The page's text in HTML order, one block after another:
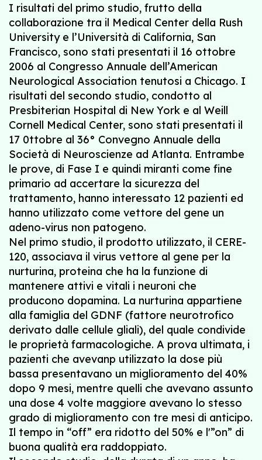
I risultati del primo studio, frutto della
collaborazione tra il Medical Center della Rush
University e l’Università di California, San
Francisco, sono stati presentati il 16 ottobre
2006 al Congresso Annuale dell’American
Neurological Association tenutosi a Chicago. I
risultati del secondo studio, condotto al
Presbiterian Hospital di New York e al Weill
Cornell Medical Center, sono stati presentati il
17 0ttobre al 36° Convegno Annuale della
Società di Neuroscienze ad Atlanta. Entrambe
le prove, di Fase I e quindi miranti come fine
primario ad accertare la sicurezza del
trattamento, hanno interessato 12 pazienti ed
hanno utilizzato come vettore del gene un
adeno-virus non patogeno.
Nel primo studio, il prodotto utilizzato, il CERE-
120, associava il virus vettore al gene per la
nurturina, proteina che ha la funzione di
mantenere attivi e vitali i neuroni che
producono dopamina. La nurturina appartiene
alla famiglia del GDNF (fattore neurotrofico
derivato dalle cellule gliali), del quale condivide
le proprietà farmacologiche. A prova ultimata, i
pazienti che avevanp utilizzato la dose più
bassa presentavano un miglioramento del 40%
dopo 9 mesi, mentre quelli che avevano assunto
una dose 4 volte maggiore avevano lo stesso
grado di miglioramento con tre mesi di anticipo.
Il tempo in “off” era ridotto del 50% e l'”on” di
buona qualità era raddoppiato.